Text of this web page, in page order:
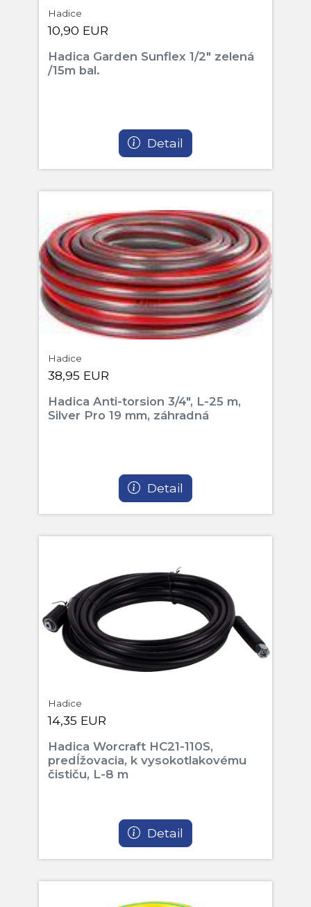
Hadice
10,90 EUR
Hadica Garden Sunflex 1/2" zelená
/15m bal.
Detail
Hadice
38,95 EUR
Hadica Anti-torsion 3/4", L-25 m,
Silver Pro 19 mm, záhradná
Detail
Hadice
14,35 EUR
Hadica Worcraft HC21-110S,
predĺžovacia, k vysokotlakovému
čističu, L-8 m
Detail